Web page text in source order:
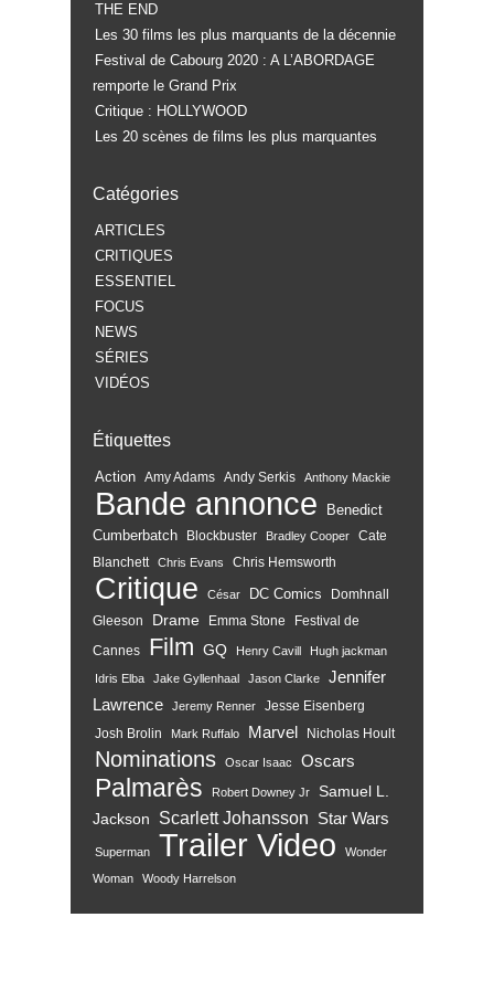
THE END
Les 30 films les plus marquants de la décennie
Festival de Cabourg 2020 : A L’ABORDAGE
remporte le Grand Prix
Critique : HOLLYWOOD
Les 20 scènes de films les plus marquantes
Catégories
ARTICLES
CRITIQUES
ESSENTIEL
FOCUS
NEWS
SÉRIES
VIDÉOS
Étiquettes
Action Amy Adams Andy Serkis Anthony Mackie
Bande annonce
Benedict
Cumberbatch
Blockbuster Bradley Cooper
Cate
Blanchett
Chris Evans Chris Hemsworth
Critique César DC Comics
Domhnall
Gleeson
Drame Emma Stone
Festival de
Cannes
Film GQ Henry Cavill Hugh jackman
Idris Elba Jake Gyllenhaal Jason Clarke
Jennifer
Lawrence
Jeremy Renner
Jesse Eisenberg
Josh Brolin
Mark Ruffalo Marvel Nicholas Hoult
Nominations Oscar Isaac Oscars
Palmarès Robert Downey Jr
Samuel L.
Jackson
Scarlett Johansson Star Wars
Superman Trailer Video
Wonder
Woman
Woody Harrelson